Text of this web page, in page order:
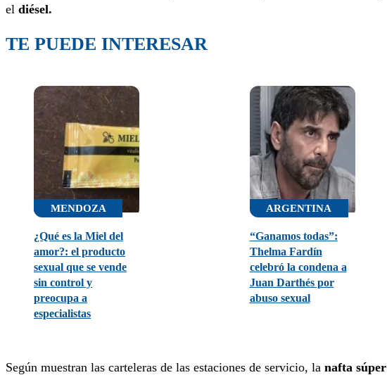
el diésel.
TE PUEDE INTERESAR
MENDOZA
¿Qué es la Miel del
amor?: el producto
sexual que se vende
sin control y
preocupa a
especialistas
ARGENTINA
“Ganamos todas”:
Thelma Fardín
celebró la condena a
Juan Darthés por
abuso sexual
Según muestran las carteleras de las estaciones de servicio, la nafta súper